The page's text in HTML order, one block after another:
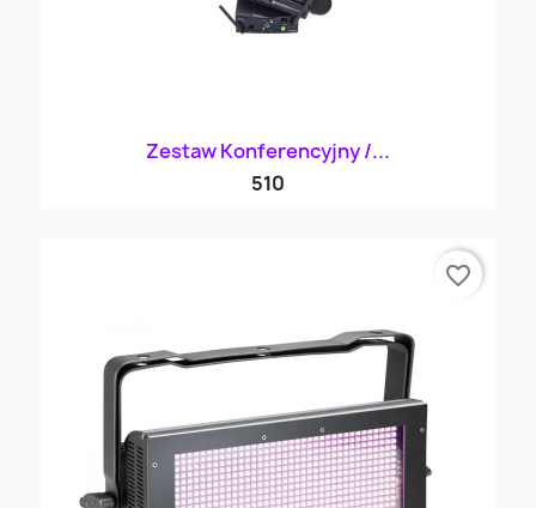
Zestaw Konferencyjny /...
510
favorite_border